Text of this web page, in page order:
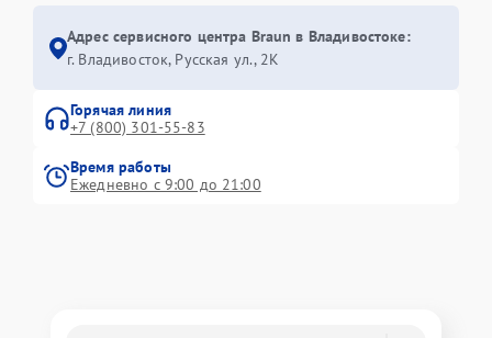
Адрес сервисного центра Braun в Владивостоке:
г. Владивосток, Русская ул., 2К
Горячая линия
+7 (800) 301-55-83
Время работы
Ежедневно с 9:00 до 21:00